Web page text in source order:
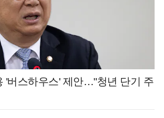
'버스하우스' 제안…"청년 단기 주